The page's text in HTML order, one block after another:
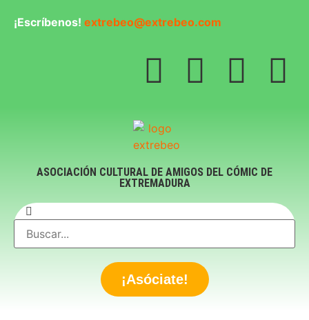
¡Escríbenos! extrebeo@extrebeo.com
ASOCIACIÓN CULTURAL DE AMIGOS DEL CÓMIC DE
EXTREMADURA
¡Asóciate!